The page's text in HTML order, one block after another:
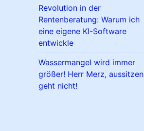
Revolution in der
Rentenberatung: Warum ich
eine eigene KI-Software
entwickle
Wassermangel wird immer
größer! Herr Merz, aussitzen
geht nicht!